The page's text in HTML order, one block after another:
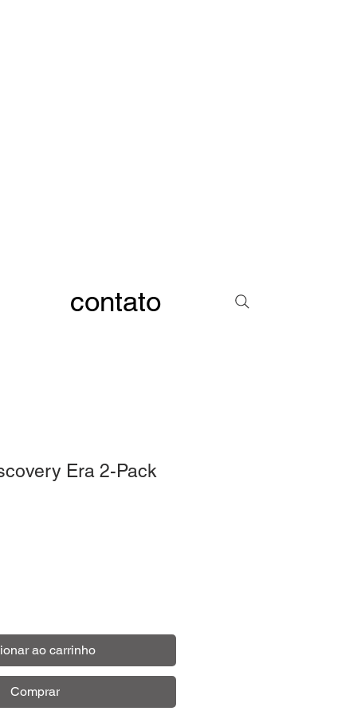
contato
Era 2-Pack
ao carrinho
Comprar